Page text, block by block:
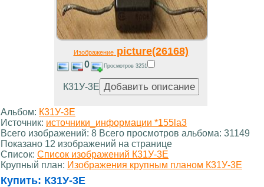
Изображениеpicture(26168)
0 Просмотров 3251
К31У-3Е
Альбом: К31У-3Е
Источник: источники_информации *155la3
Всего изображений: 8 Всего просмотров альбома: 31149
Показано 12 изображений на странице
Список: Список изображений К31У-3Е
Крупный план: Изображения крупным планом К31У-3Е
Купить: К31У-3Е